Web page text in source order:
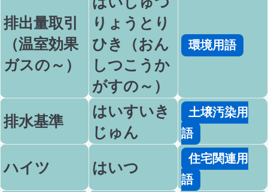
排出量取引
（温室効果
ガスの～）
りょうとり
ひき（おん
しつこうか
がすの～）
環境用語
排水基準
はいすいき
じゅん
土壌汚染用
語
ハイツ はいつ
住宅関連用
語